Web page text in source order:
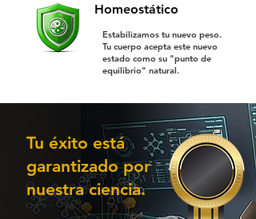
Homeostático
Estabilizamos tu nuevo peso.
Tu cuerpo acepta este nuevo
estado como su "punto de
equilibrio" natural.
Tu éxito está
garantizado por
nuestra ciencia.